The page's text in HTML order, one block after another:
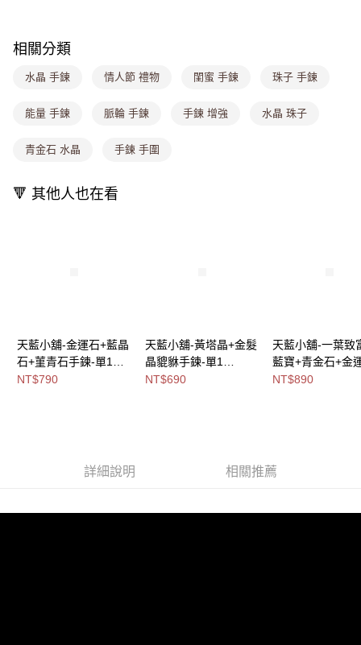
買賣價金債權讓與本公司後，依約使用本公司帳單繳交帳款。
資料（包含姓名、電話或地址）提供予台灣大哥大進項蒐集、處理及利用，
3.完整用戶服務條款，請詳閱以下連結：https://oppay.tw/userRule
每筆NT$8,888，滿NT$8,888(含以上)免運費
7-11取貨付款
每筆NT$80，滿NT$1,000(含以上)免運費
每筆NT$100，滿NT$1,000(含以上)免運費
相關分類
水晶 手鍊 情人節 禮物 閨蜜 手鍊 珠子 手鍊
能量 手鍊 脈輪 手鍊 手鍊 增強 水晶 珠子
青金石 水晶 手鍊 手圍
🔻 其他人也在看
天藍小舖-金運石+藍晶
石+菫青石手鍊-單1
款-$790【A31310175
NT$790
天藍小舖-黃塔晶+金髮
晶貔貅手鍊-單1
款-$690【A31310198
NT$690
天藍小舖-一葉致
藍寶+青金石+金
鍊(客製手圍)-共1
NT$890
詳細說明 相關推薦